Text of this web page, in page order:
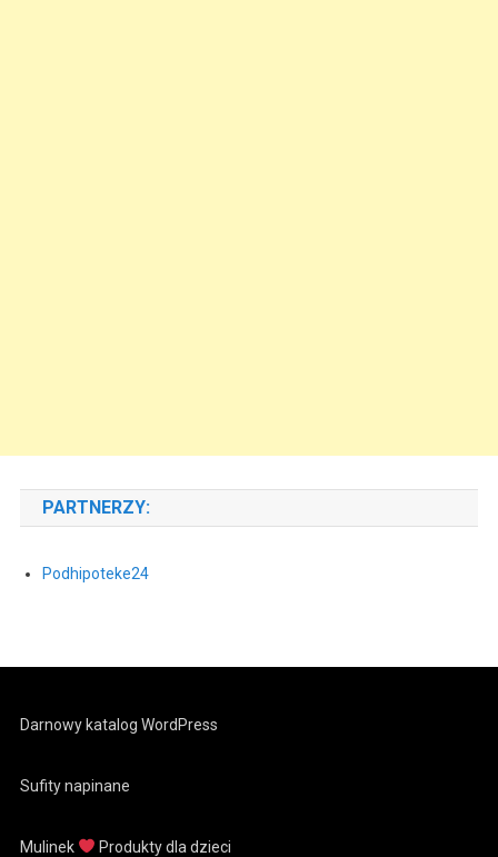
PARTNERZY:
Podhipoteke24
Darnowy katalog WordPress
Sufity napinane
Mulinek Produkty dla dzieci